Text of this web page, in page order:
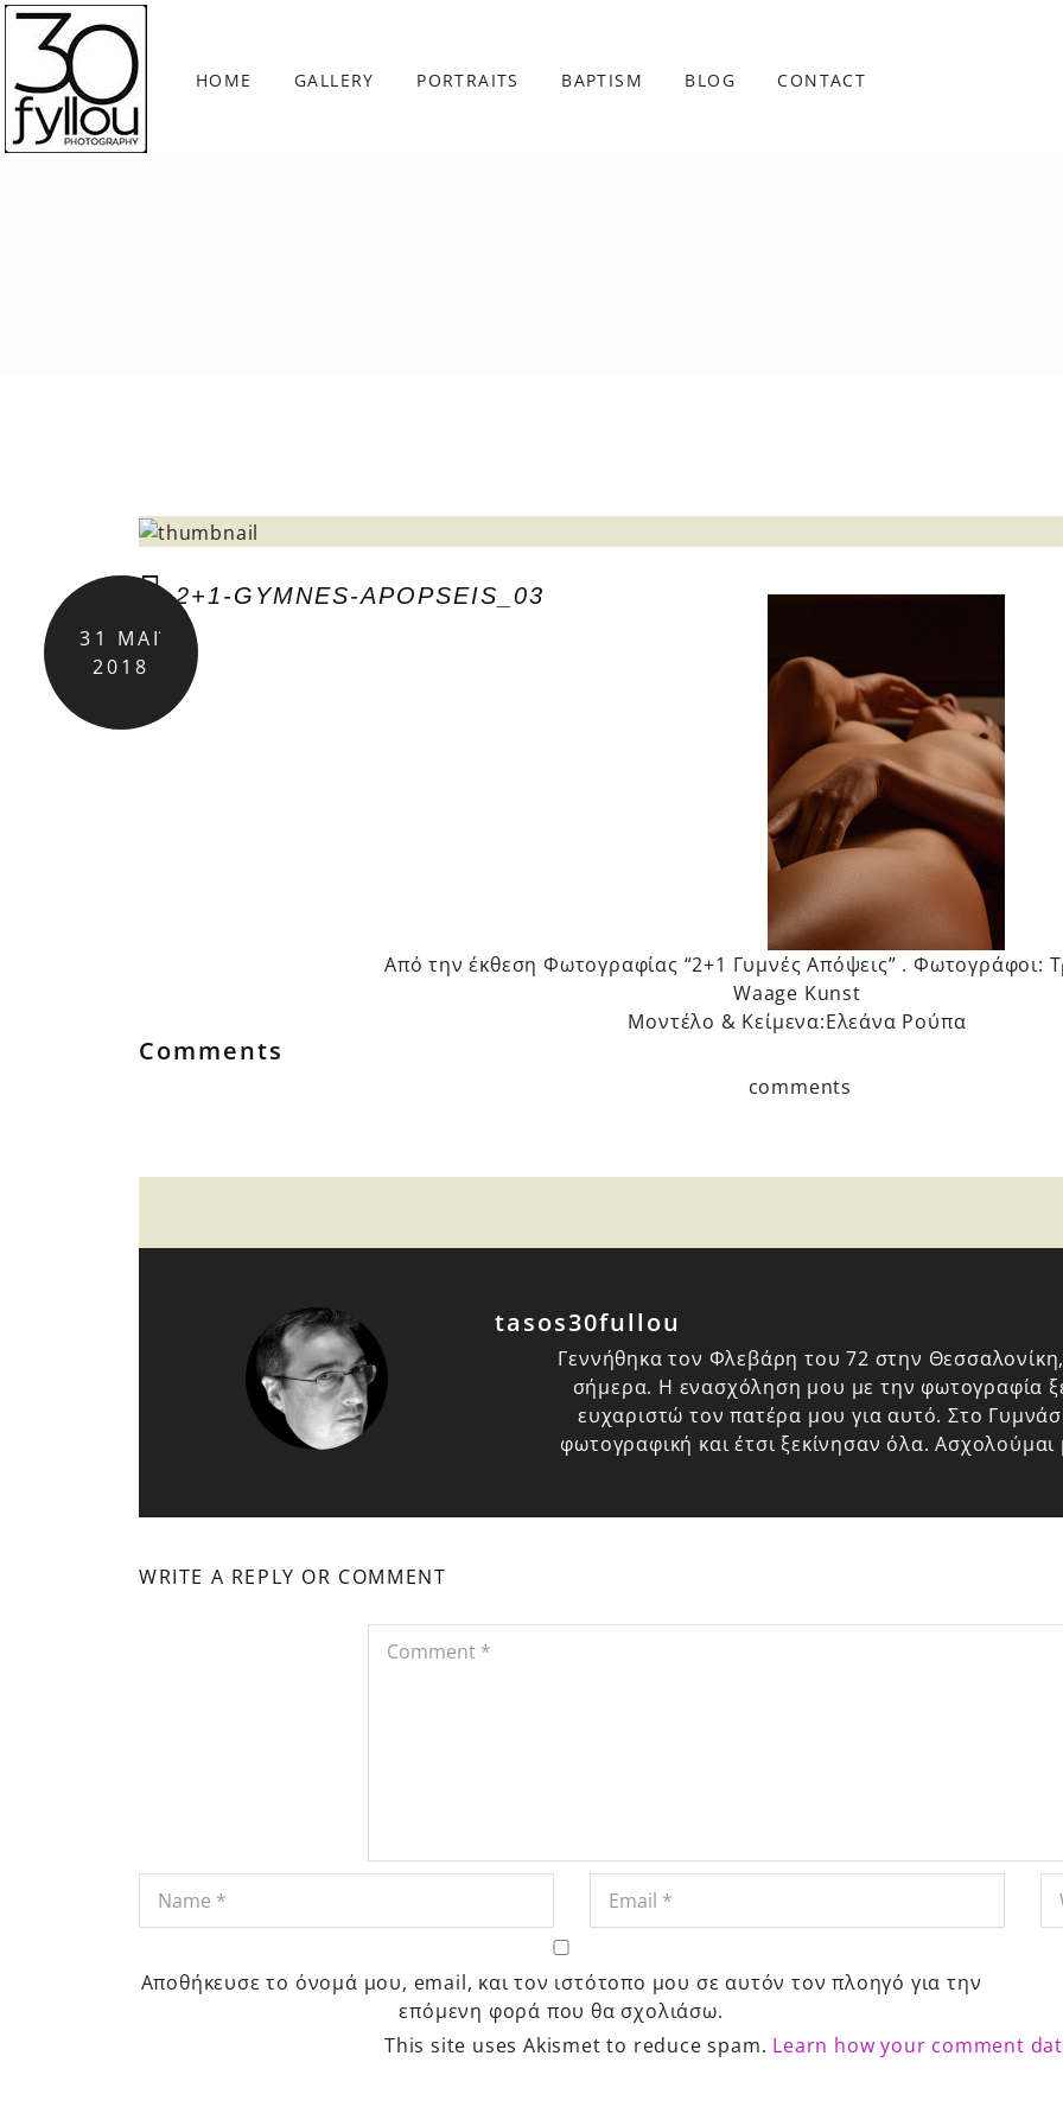
HOME GALLERY PORTRAITS BAPTISM BLOG CONTACT
31
ΜΆΙ
2018
2+1-GYMNES-APOPSEIS_03
Από την έκθεση Φωτογραφίας “2+1 Γυμνές Απόψεις” . Φωτογράφοι:
Waage Kunst
Μοντέλο & Κείμενα:Ελεάνα Ρούπα
Comments
comments
tasos30fullou
Γεννήθηκα τον Φλεβάρη του 72 στην
σήμερα. Η ενασχόληση μου με την φωτογραφία
ευχαριστώ τον πατέρα μου για αυτό. Στο
φωτογραφική και έτσι ξεκίνησαν όλα.
WRITE A REPLY OR COMMENT
Αποθήκευσε το όνομά μου, email, και τον ιστότοπο μου σε αυτόν τον πλοηγό για την
επόμενη φορά που θα σχολιάσω.
This site uses Akismet to reduce spam. Learn how your comment